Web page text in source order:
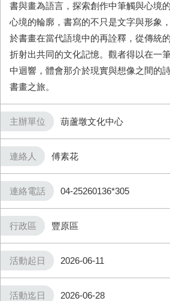
書與畫為語言，探索創作中筆觸與心境
心境的輪廓，書寫的不只是文字與形象
於書畫在當代語境中的再詮釋，從傳統
折射出共同的文化記憶。觀者得以在一
中迴響，體會那介於現實與想像之間的
書畫之旅。
主辦單位 葫蘆墩文化中心
連絡人 傅素花
連絡電話 04-25260136*305
行政區 豐原區
活動起日 2026-06-11
活動迄日 2026-06-28